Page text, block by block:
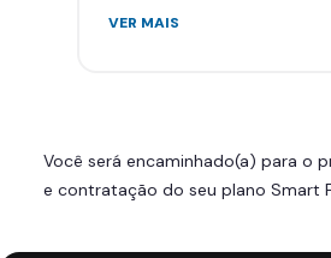
Acesso ilimitado a
Skeelo App
Área de musculação e
VER MAIS
Você será encaminhado(a) para o
e contratação do seu plano Smart